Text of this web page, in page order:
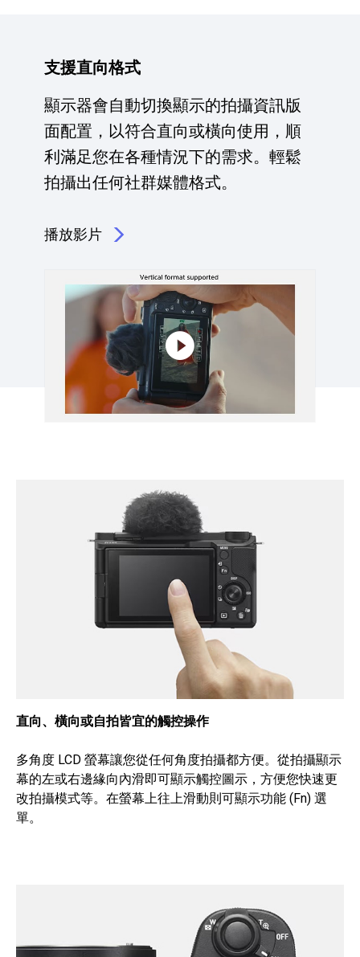
支援直向格式
顯示器會自動切換顯示的拍攝資訊版
面配置，以符合直向或橫向使用，順
利滿足您在各種情況下的需求。輕鬆
拍攝出任何社群媒體格式。
播放影片
點擊播放：支援直向格式
直向、橫向或自拍皆宜的觸控操作
多角度 LCD 螢幕讓您從任何角度拍攝都方便。從拍攝顯示
幕的左或右邊緣向內滑即可顯示觸控圖示，方便您快速更
改拍攝模式等。在螢幕上往上滑動則可顯示功能 (Fn) 選
單。